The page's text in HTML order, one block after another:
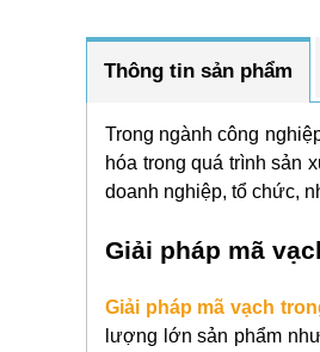
Thông tin sản phẩm
Trong ngành công
hóa trong quá trình sản
doanh nghiệp, tổ chức,
Giải pháp mã
Giải pháp mã vạch
lượng lớn sản phẩm